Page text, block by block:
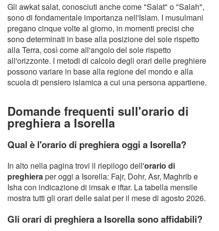
Gli awkat salat, conosciuti anche come "Salat" o "Salah",
sono di fondamentale importanza nell'Islam. I musulmani
pregano cinque volte al giorno, in momenti precisi che
sono determinati in base alla posizione del sole rispetto
alla Terra, così come all'angolo del sole rispetto
all'orizzonte. I metodi di calcolo degli orari delle preghiere
possono variare in base alla regione del mondo e alla
scuola di pensiero islamica a cui una persona appartiene.
Domande frequenti sull'orario di
preghiera a Isorella
Qual è l'orario di preghiera oggi a Isorella?
In alto nella pagina trovi il riepilogo dell'orario di
preghieraper oggi a Isorella: Fajr, Dohr, Asr, Maghrib e
Isha con indicazione di imsak e iftar. La tabella mensile
mostra tutti gli orari delle salat per il mese di agosto 2026.
Gli orari di preghiera a Isorella sono affidabili?